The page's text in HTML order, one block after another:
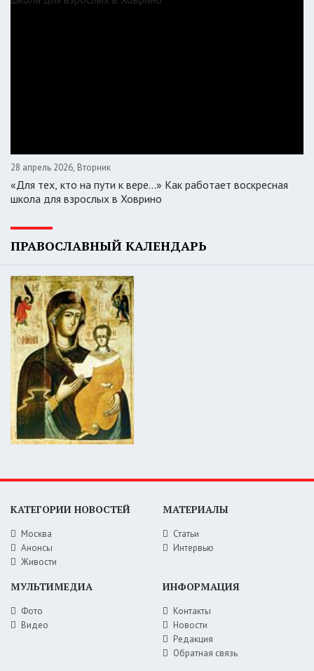
28 апрель 2026, Вторник
«Для тех, кто на пути к вере...» Как работает воскресная
школа для взрослых в Ховрино
ПРАВОСЛАВНЫЙ КАЛЕНДАРЬ
КАТЕГОРИИ НОВОСТЕЙ
Москва
Анонсы
Живости
МАТЕРИАЛЫ
Статьи
Интервью
МУЛЬТИМЕДИА
Фото
Видео
ИНФОРМАЦИЯ
Контакты
Новости
Редакция
Обратная связь